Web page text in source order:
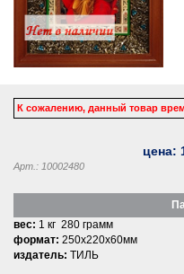
К сожалению, данный товар
цена:
Арт.: 10002480
вес: 1 кг 280 грамм
формат: 250x220x60мм
издатель: ТИЛЬ